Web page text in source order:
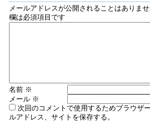
メールアドレスが公開されることはありませ
欄は必須項目です
名前 ※
メール ※
次回のコメントで使用するためブラウザ
ルアドレス、サイトを保存する。